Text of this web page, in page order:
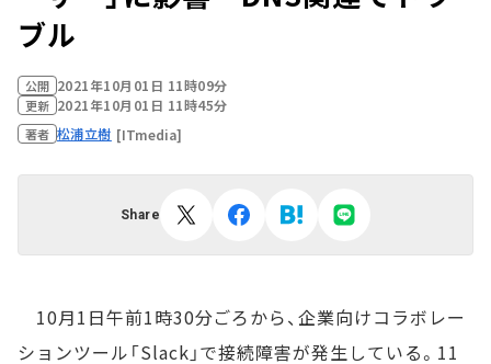
ブル
公開 2021年10月01日 11時09分
更新 2021年10月01日 11時45分
著者 松浦立樹 [ITmedia]
Share
10月1日午前1時30分ごろから、企業向けコラボレー
ションツール「Slack」で接続障害が発生している。11